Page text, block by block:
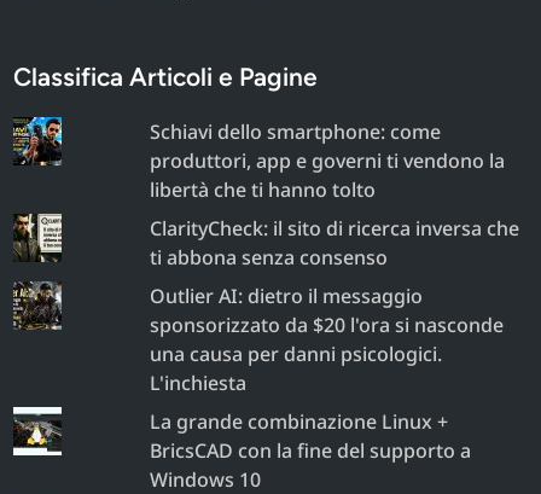
Classifica Articoli e Pagine
Schiavi dello smartphone: come
produttori, app e governi ti vendono la
libertà che ti hanno tolto
ClarityCheck: il sito di ricerca inversa che
ti abbona senza consenso
Outlier AI: dietro il messaggio
sponsorizzato da $20 l'ora si nasconde
una causa per danni psicologici.
L'inchiesta
La grande combinazione Linux +
BricsCAD con la fine del supporto a
Windows 10